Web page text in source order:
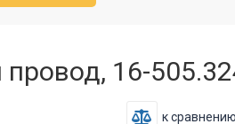
16-
к сравнению